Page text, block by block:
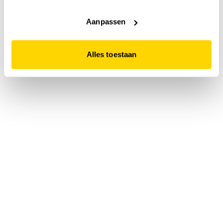
website niet optimaal functioneert.
Aanpassen
Alles toestaan